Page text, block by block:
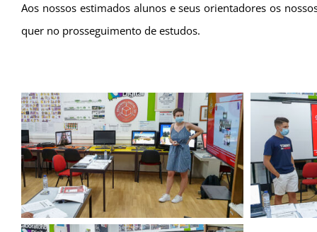
Aos nossos estimados alunos e seus orientadores os
quer no prosseguimento de estudos.